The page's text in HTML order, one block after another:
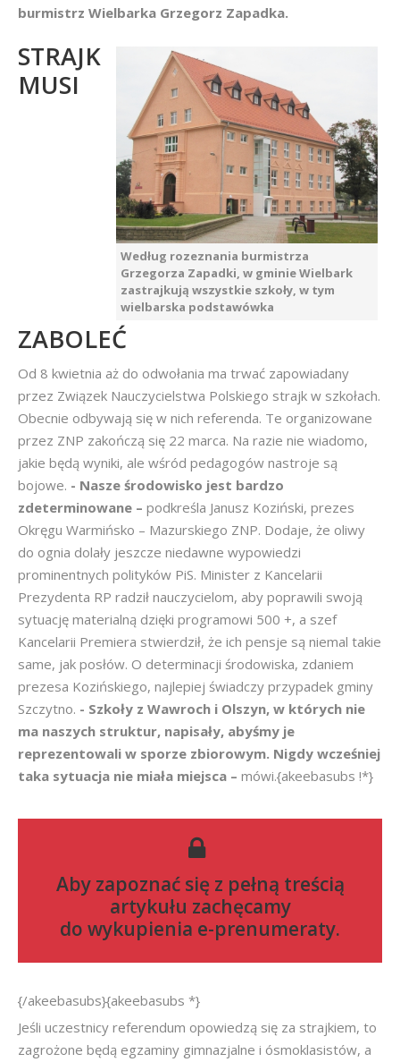
burmistrz Wielbarka Grzegorz Zapadka.
Według rozeznania burmistrza
Grzegorza Zapadki, w gminie Wielbark
zastrajkują wszystkie szkoły, w tym
wielbarska podstawówka
STRAJK
MUSI
ZABOLEĆ
Od 8 kwietnia aż do odwołania ma trwać zapowiadany
przez Związek Nauczycielstwa Polskiego strajk w szkołach.
Obecnie odbywają się w nich referenda. Te organizowane
przez ZNP zakończą się 22 marca. Na razie nie wiadomo,
jakie będą wyniki, ale wśród pedagogów nastroje są
bojowe. - Nasze środowisko jest bardzo
zdeterminowane – podkreśla Janusz Koziński, prezes
Okręgu Warmińsko – Mazurskiego ZNP. Dodaje, że oliwy
do ognia dolały jeszcze niedawne wypowiedzi
prominentnych polityków PiS. Minister z Kancelarii
Prezydenta RP radził nauczycielom, aby poprawili swoją
sytuację materialną dzięki programowi 500 +, a szef
Kancelarii Premiera stwierdził, że ich pensje są niemal takie
same, jak posłów. O determinacji środowiska, zdaniem
prezesa Kozińskiego, najlepiej świadczy przypadek gminy
Szczytno. - Szkoły z Wawroch i Olszyn, w których nie
ma naszych struktur, napisały, abyśmy je
reprezentowali w sporze zbiorowym. Nigdy wcześniej
taka sytuacja nie miała miejsca – mówi.{akeebasubs !*}
Aby zapoznać się z pełną treścią
artykułu zachęcamy
do wykupienia e-prenumeraty.
{/akeebasubs}{akeebasubs *}
Jeśli uczestnicy referendum opowiedzą się za strajkiem, to
zagrożone będą egzaminy gimnazjalne i ósmoklasistów, a